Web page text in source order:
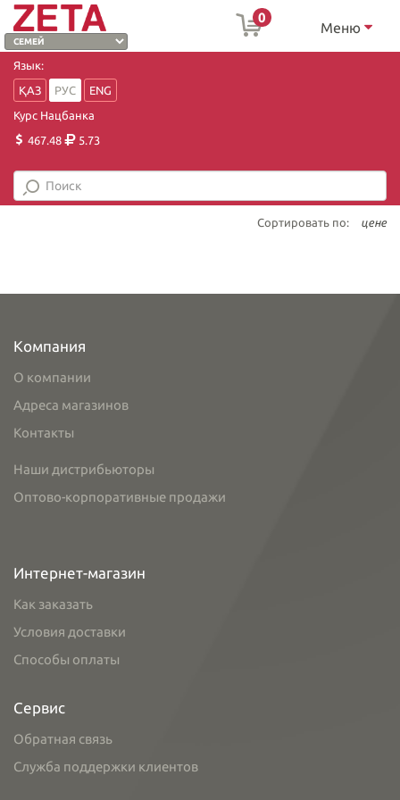
0
Меню
Язык:
ҚАЗ
РУС
ENG
Курс Нацбанка
467.48
5.73
Сортировать по: цене
Компания
О компании
Адреса магазинов
Контакты
Наши дистрибьюторы
Оптово-корпоративные продажи
Интернет-магазин
Как заказать
Условия доставки
Способы оплаты
Сервис
Обратная связь
Служба поддержки клиентов